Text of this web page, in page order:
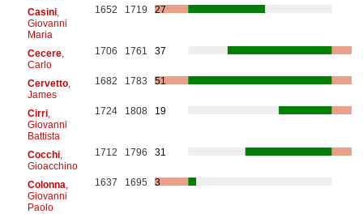
Casini,
Giovanni
Maria
1652 1719 27
Cecere,
Carlo
1706 1761 37
Cervetto,
James
1682 1783 51
Cirri,
Giovanni
Battista
1724 1808 19
Cocchi,
Gioacchino
1712 1796 31
Colonna
Giovanni
Paolo
1637 1695 3